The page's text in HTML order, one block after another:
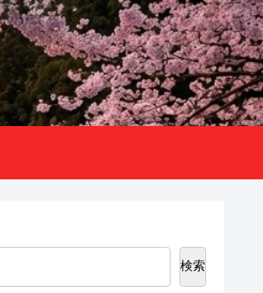
検索